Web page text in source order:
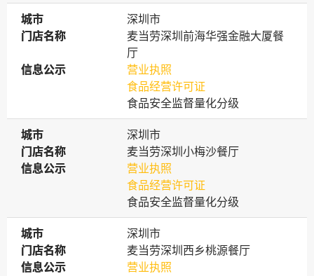
城市
城市
深圳市
门店名称
门店名称
麦当劳深圳前海华强金融大厦餐
厅
信息公示
信息公示
营业执照
食品经营许可证
食品安全监督量化分级
城市
城市
深圳市
门店名称
门店名称
麦当劳深圳小梅沙餐厅
信息公示
信息公示
营业执照
食品经营许可证
食品安全监督量化分级
城市
城市
深圳市
门店名称
门店名称
麦当劳深圳西乡桃源餐厅
信息公示
信息公示
营业执照